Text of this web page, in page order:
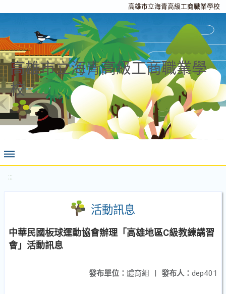
高雄市立海青高級工商職業學校
高雄市立海青高級工商職業學
校
:::
活動訊息
中華民國板球運動協會辦理「高雄地區C級教練講習
會」活動訊息
發布人： dep401
發布單位： 體育組 |